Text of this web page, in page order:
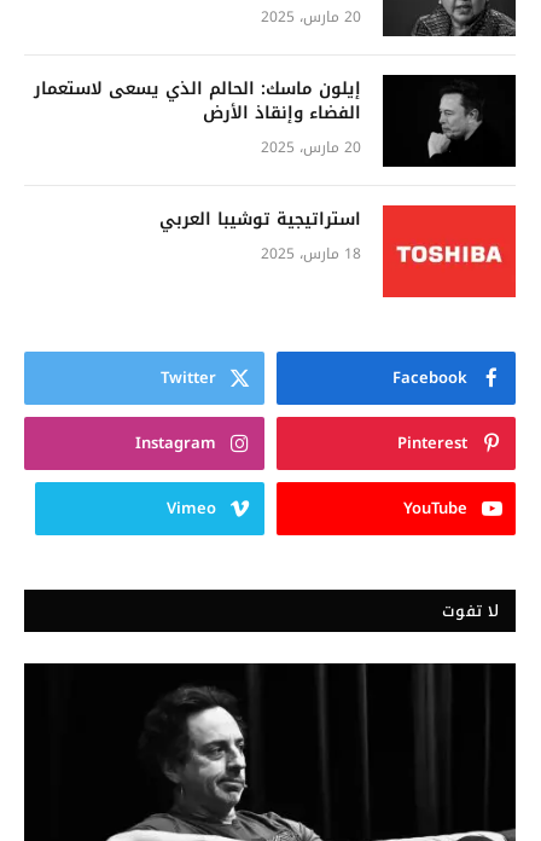
20 مارس، 2025
إيلون ماسك: الحالم الذي يسعى لاستعمار
الفضاء وإنقاذ الأرض
20 مارس، 2025
استراتيجية توشيبا العربي
18 مارس، 2025
Facebook
Twitter
Pinterest
Instagram
YouTube
Vimeo
لا تفوت